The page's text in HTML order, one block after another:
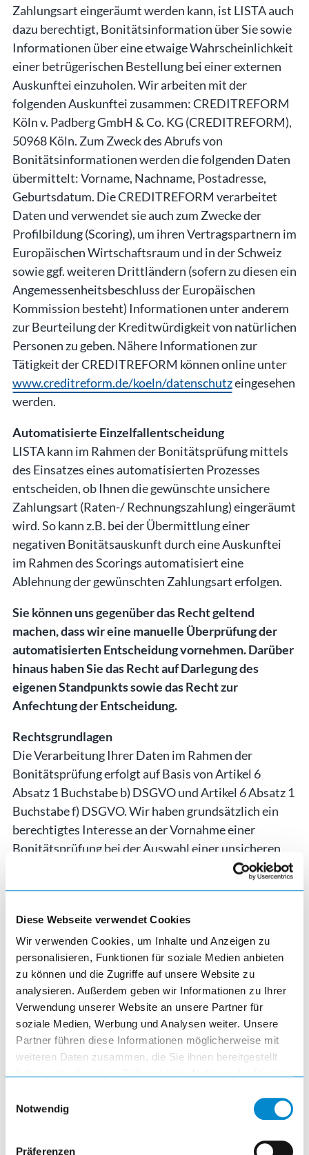
Diese Webseite verwendet Cookies
Wir verwenden Cookies, um Inhalte und Anzeigen zu
personalisieren, Funktionen für soziale Medien anbieten
zu können und die Zugriffe auf unsere Website zu
analysieren. Außerdem geben wir Informationen zu Ihrer
Verwendung unserer Website an unsere Partner für
soziale Medien, Werbung und Analysen weiter. Unsere
Partner führen diese Informationen möglicherweise mit
weiteren Daten zusammen, die Sie ihnen bereitgestellt
Notwendig
Präferenzen
Zahlungsart eingeräumt werden kann, ist LISTA auch
dazu berechtigt, Bonitätsinformation über Sie sowie
Informationen über eine etwaige Wahrscheinlichkeit
einer betrügerischen Bestellung bei einer externen
Auskunftei einzuholen. Wir arbeiten mit der
folgenden Auskunftei zusammen: CREDITREFORM
Köln v. Padberg GmbH & Co. KG (CREDITREFORM),
50968 Köln. Zum Zweck des Abrufs von
Bonitätsinformationen werden die folgenden Daten
übermittelt: Vorname, Nachname, Postadresse,
Geburtsdatum. Die CREDITREFORM verarbeitet
Daten und verwendet sie auch zum Zwecke der
Profilbildung (Scoring), um ihren Vertragspartnern im
Europäischen Wirtschaftsraum und in der Schweiz
sowie ggf. weiteren Drittländern (sofern zu diesen ein
Angemessenheitsbeschluss der Europäischen
Kommission besteht) Informationen unter anderem
zur Beurteilung der Kreditwürdigkeit von natürlichen
Personen zu geben. Nähere Informationen zur
Tätigkeit der CREDITREFORM können online unter
www.creditreform.de/koeln/datenschutzeingesehen
werden.
Automatisierte Einzelfallentscheidung
LISTA kann im Rahmen der Bonitätsprüfung mittels
des Einsatzes eines automatisierten Prozesses
entscheiden, ob Ihnen die gewünschte unsichere
Zahlungsart (Raten-/ Rechnungszahlung) eingeräumt
wird. So kann z.B. bei der Übermittlung einer
negativen Bonitätsauskunft durch eine Auskunftei
im Rahmen des Scorings automatisiert eine
Ablehnung der gewünschten Zahlungsart erfolgen.
Sie können uns gegenüber das Recht geltend
machen, dass wir eine manuelle Überprüfung der
automatisierten Entscheidung vornehmen. Darüber
hinaus haben Sie das Recht auf Darlegung des
eigenen Standpunkts sowie das Recht zur
Anfechtung der Entscheidung.
Rechtsgrundlagen
Die Verarbeitung Ihrer Daten im Rahmen der
Bonitätsprüfung erfolgt auf Basis von Artikel 6
Absatz 1 Buchstabe b) DSGVO und Artikel 6 Absatz 1
Buchstabe f) DSGVO. Wir haben grundsätzlich ein
berechtigtes Interesse an der Vornahme einer
Bonitätsprüfung bei der Auswahl einer unsicheren
Zahlungsart (Raten-/ Rechnungskauf) durch Sie.
Zahlarten nutzen können, geben wir Ihnen gerne
Auskunft. Senden Sie uns hierzu eine E-Mail an
order.de@lista.commit Ihrem Anliegen. Bitte
beachten Sie, dass wir Ihnen nur solche
Informationen zu Zahlungsarteneinschränkungen
geben können, die im Zusammenhang mit einem von
Ihnen gewünschten Kauf bei LISTA auf der Plattform
shop‑de.lista.com und shop-de.outlet.lista.com
erteilen können.
Betrugsprävention